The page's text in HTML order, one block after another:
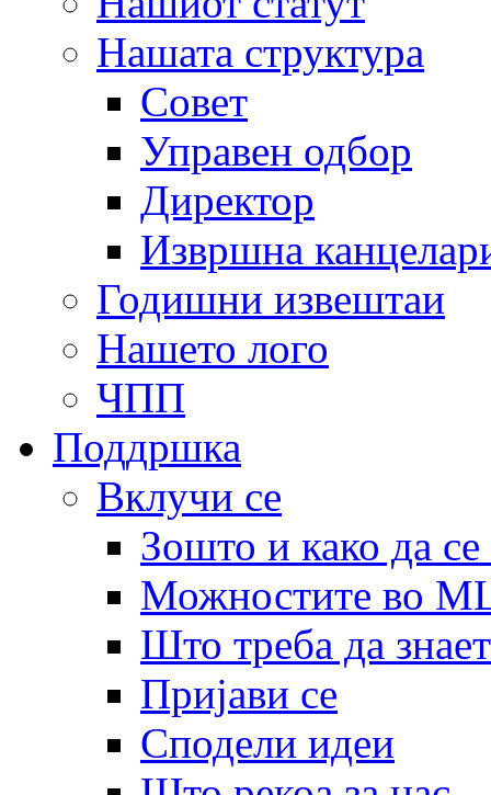
Нашата структура
Совет
Управен одбор
Директор
Извршна
Годишни извештаи
Нашето лого
ЧПП
Поддршка
Вклучи се
Зошто и како да
Можностите во
Што треба да
Пријави се
Сподели идеи